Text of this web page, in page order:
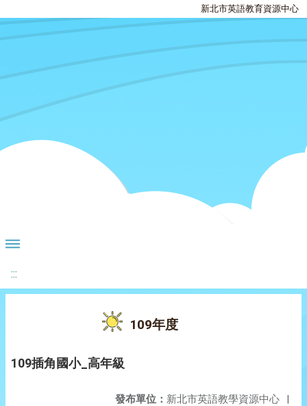
新北市英語教育資源中心
:::
109年度
109插角國小_高年級
發布單位： 新北市英語教學資源中心 |